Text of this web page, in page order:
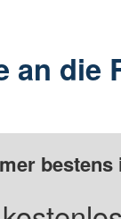
an die